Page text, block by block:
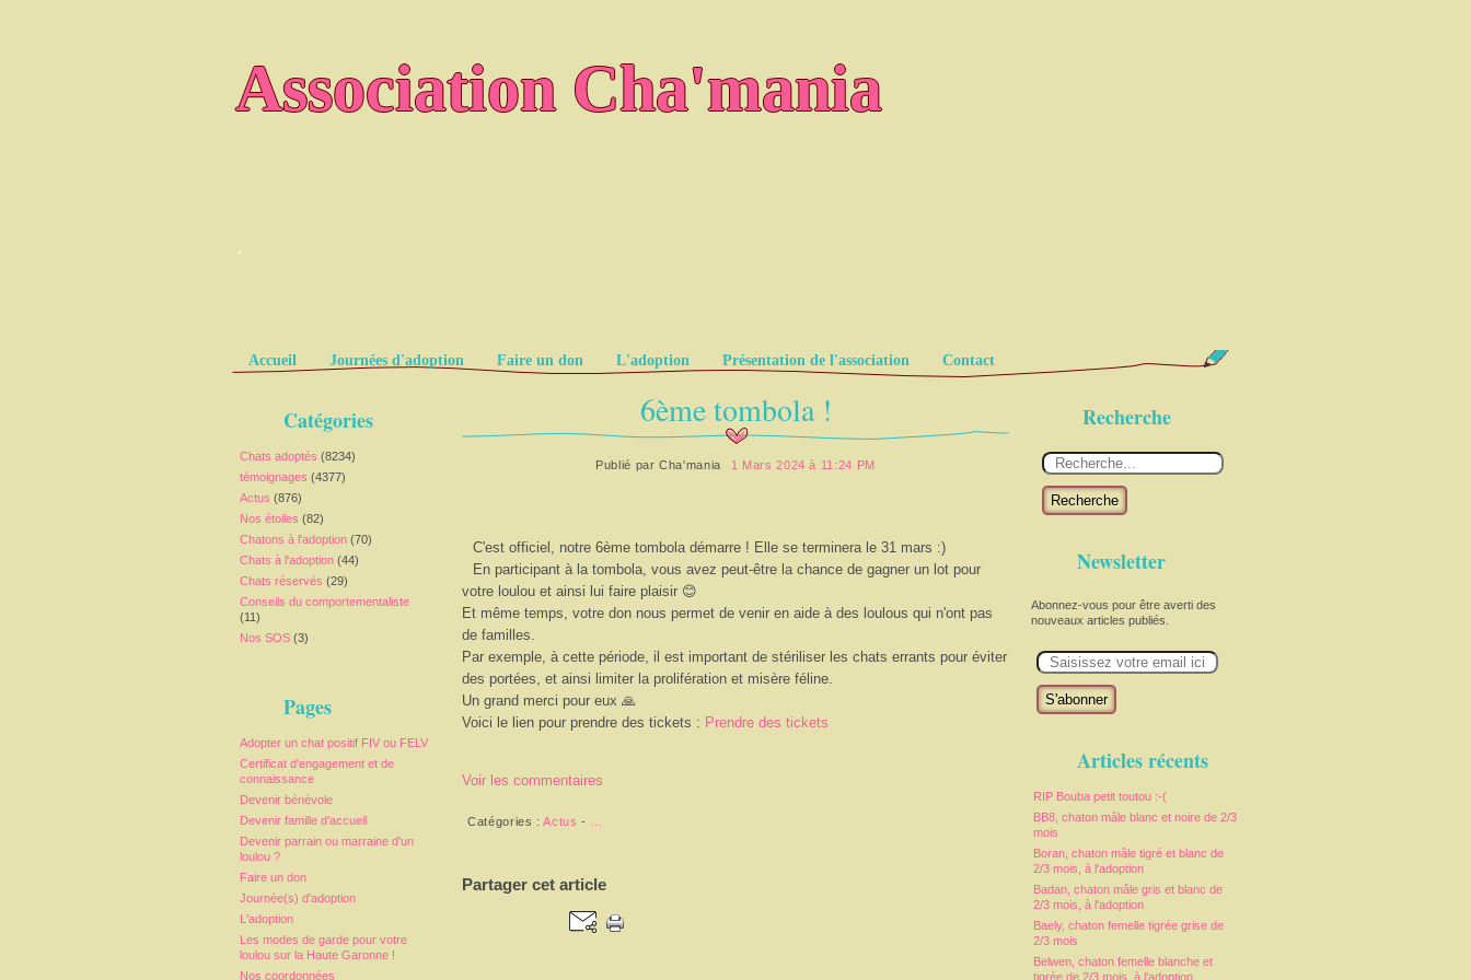
Association Cha'mania
.
Pages
Accueil Journées d'adoption Faire un don L'adoption Présentation de l'association Contact
Catégories
Chats adoptés (8234)
témoignages (4377)
Actus (876)
Nos étoiles (82)
Chatons à l'adoption (70)
Chats à l'adoption (44)
Chats réservés (29)
Conseils du comportementaliste
(11)
Nos SOS (3)
Pages
Adopter un chat positif FIV ou FELV
Certificat d'engagement et de
connaissance
Devenir bénévole
Devenir famille d'accueil
Devenir parrain ou marraine d'un
loulou ?
Faire un don
Journée(s) d'adoption
L'adoption
Les modes de garde pour votre
loulou sur la Haute Garonne !
Nos coordonnées
Recherche
Recherche
Newsletter
Abonnez-vous pour être averti des
nouveaux articles publiés.
m
Articles récents
RIP Bouba petit toutou :-(
BB8, chaton mâle blanc et noire de 2/3
mois
Boran, chaton mâle tigré et blanc de
2/3 mois, à l'adoption
Badan, chaton mâle gris et blanc de
2/3 mois, à l'adoption
Baely, chaton femelle tigrée grise de
2/3 mois
Belwen, chaton femelle blanche et
tigrée de 2/3 mois, à l'adoption
6ème tombola !
Publié parCha'mania 1 Mars 2024 à 11:24 PM
C'est officiel, notre 6ème tombola démarre ! Elle se terminera le 31 mars :)
En participant à la tombola, vous avez peut-être la chance de gagner un lot pour
votre loulou et ainsi lui faire plaisir 😊
Et même temps, votre don nous permet de venir en aide à des loulous qui n'ont pas
de familles.
Par exemple, à cette période, il est important de stériliser les chats errants pour éviter
des portées, et ainsi limiter la prolifération et misère féline.
Un grand merci pour eux 🙏
Voici le lien pour prendre des tickets : Prendre des tickets
Voir les commentaires
Catégories :Actus -
Partager cet article